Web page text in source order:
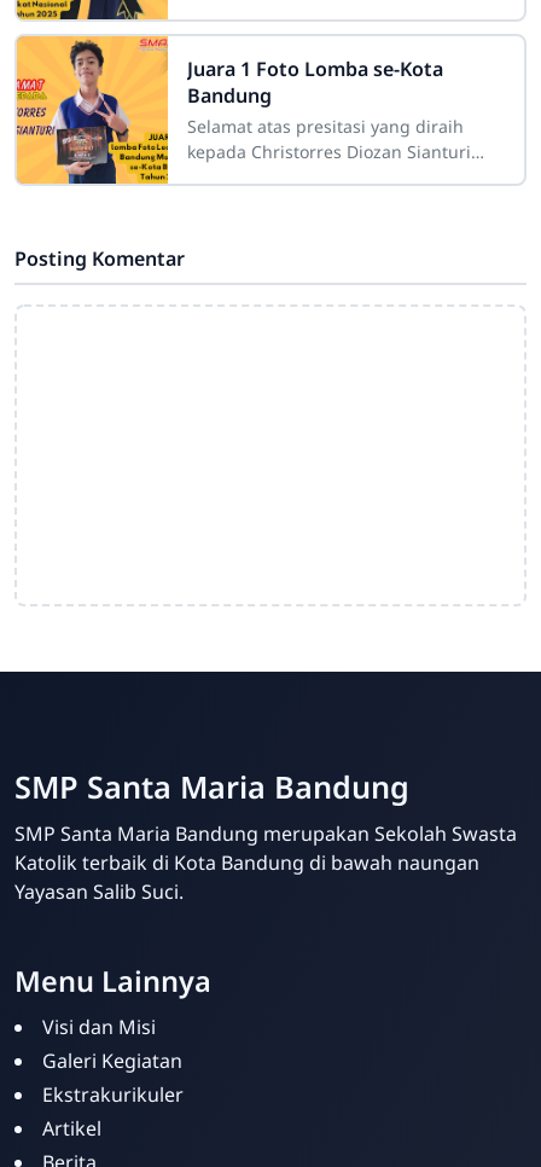
juara harapan 1 Tingkat Nasional pada
Juara 1 Foto Lomba se-Kota
Bandung
Selamat atas presitasi yang diraih
kepada Christorres Diozan Sianturi
Posting Komentar
SMP Santa Maria Bandung
SMP Santa Maria Bandung merupakan Sekolah Swasta
Katolik terbaik di Kota Bandung di bawah naungan
Yayasan Salib Suci.
Menu Lainnya
Visi dan Misi
Galeri Kegiatan
Ekstrakurikuler
Artikel